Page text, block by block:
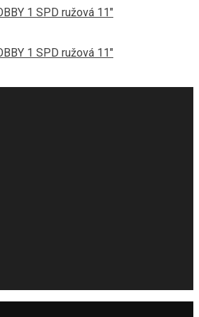
1 SPD ružová 11"
1 SPD ružová 11"